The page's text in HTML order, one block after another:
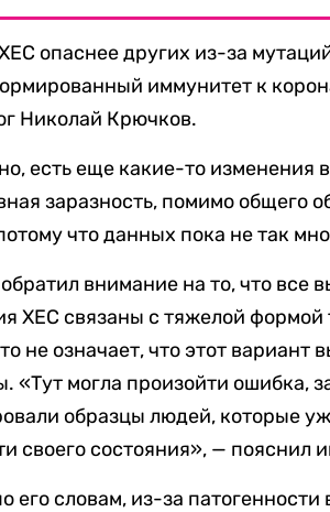
опаснее других из-за
иммунитет к
Николай Крючков.
есть еще какие-то изменения
заразность, помимо общего
что данных пока не так
внимание на то, что все
ХЕС связаны с тяжелой формой
не означает, что этот вариант
«Тут могла произойти ошибка,
образцы людей, которые
своего состояния», — пояснил
его словам, из-за